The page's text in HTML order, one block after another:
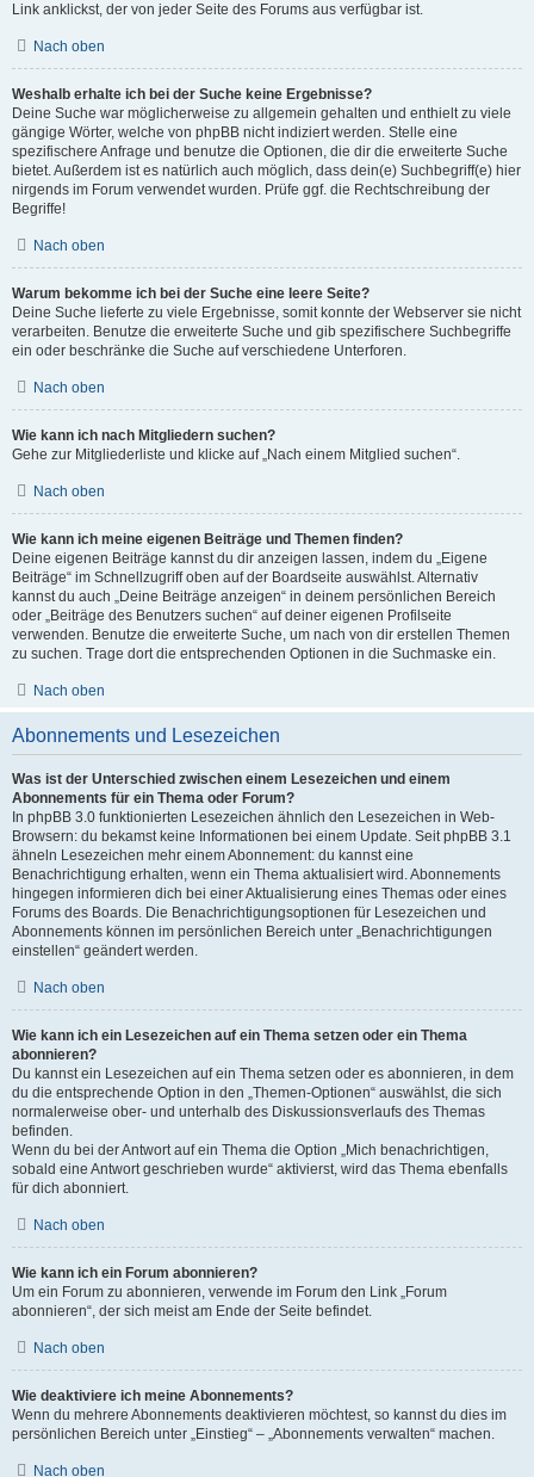
Link anklickst, der von jeder Seite des Forums aus verfügbar ist.
Nach oben
Weshalb erhalte ich bei der Suche keine Ergebnisse?
Deine Suche war möglicherweise zu allgemein gehalten und enthielt zu viele
gängige Wörter, welche von phpBB nicht indiziert werden. Stelle eine
spezifischere Anfrage und benutze die Optionen, die dir die erweiterte Suche
bietet. Außerdem ist es natürlich auch möglich, dass dein(e) Suchbegriff(e) hier
nirgends im Forum verwendet wurden. Prüfe ggf. die Rechtschreibung der
Begriffe!
Nach oben
Warum bekomme ich bei der Suche eine leere Seite?
Deine Suche lieferte zu viele Ergebnisse, somit konnte der Webserver sie nicht
verarbeiten. Benutze die erweiterte Suche und gib spezifischere Suchbegriffe
ein oder beschränke die Suche auf verschiedene Unterforen.
Nach oben
Wie kann ich nach Mitgliedern suchen?
Gehe zur Mitgliederliste und klicke auf „Nach einem Mitglied suchen“.
Nach oben
Wie kann ich meine eigenen Beiträge und Themen finden?
Deine eigenen Beiträge kannst du dir anzeigen lassen, indem du „Eigene
Beiträge“ im Schnellzugriff oben auf der Boardseite auswählst. Alternativ
kannst du auch „Deine Beiträge anzeigen“ in deinem persönlichen Bereich
oder „Beiträge des Benutzers suchen“ auf deiner eigenen Profilseite
verwenden. Benutze die erweiterte Suche, um nach von dir erstellen Themen
zu suchen. Trage dort die entsprechenden Optionen in die Suchmaske ein.
Nach oben
Abonnements und Lesezeichen
Was ist der Unterschied zwischen einem Lesezeichen und einem
Abonnements für ein Thema oder Forum?
In phpBB 3.0 funktionierten Lesezeichen ähnlich den Lesezeichen in Web-
Browsern: du bekamst keine Informationen bei einem Update. Seit phpBB 3.1
ähneln Lesezeichen mehr einem Abonnement: du kannst eine
Benachrichtigung erhalten, wenn ein Thema aktualisiert wird. Abonnements
hingegen informieren dich bei einer Aktualisierung eines Themas oder eines
Forums des Boards. Die Benachrichtigungsoptionen für Lesezeichen und
Abonnements können im persönlichen Bereich unter „Benachrichtigungen
einstellen“ geändert werden.
Nach oben
Wie kann ich ein Lesezeichen auf ein Thema setzen oder ein Thema
abonnieren?
Du kannst ein Lesezeichen auf ein Thema setzen oder es abonnieren, in dem
du die entsprechende Option in den „Themen-Optionen“ auswählst, die sich
normalerweise ober- und unterhalb des Diskussionsverlaufs des Themas
befinden.
Wenn du bei der Antwort auf ein Thema die Option „Mich benachrichtigen,
sobald eine Antwort geschrieben wurde“ aktivierst, wird das Thema ebenfalls
für dich abonniert.
Nach oben
Wie kann ich ein Forum abonnieren?
Um ein Forum zu abonnieren, verwende im Forum den Link „Forum
abonnieren“, der sich meist am Ende der Seite befindet.
Nach oben
Wie deaktiviere ich meine Abonnements?
Wenn du mehrere Abonnements deaktivieren möchtest, so kannst du dies im
persönlichen Bereich unter „Einstieg“ – „Abonnements verwalten“ machen.
Nach oben